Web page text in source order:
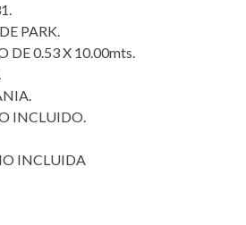
$1,050.00.
PARK.
DE 0.53 X 10.00mts.
INCLUIDO.
INCLUIDA